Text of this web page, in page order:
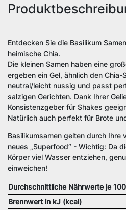
Entdecken Sie die Basilikum
heimische Chia.
Die kleinen Samen haben eine
ergeben ein Gel, ähnlich den
neutral/leicht nussig und passt
salzigen Gerichten. Dank Ihrer
Konsistenzgeber für Shakes
Natürlich auch perfekt für Brote
Basilikumsamen gelten durch Ihre
neues „Superfood“ - Wichtig: Da
Körper viel Wasser entziehen,
einweichen!
Durchschnittliche Nährwerte je
Brennwert in kJ (kcal)